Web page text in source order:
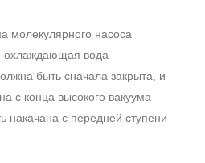
молекулярного насоса
охлаждающая вода
быть сначала закрыта, и
с конца высокого вакуума
накачана с передней ступени